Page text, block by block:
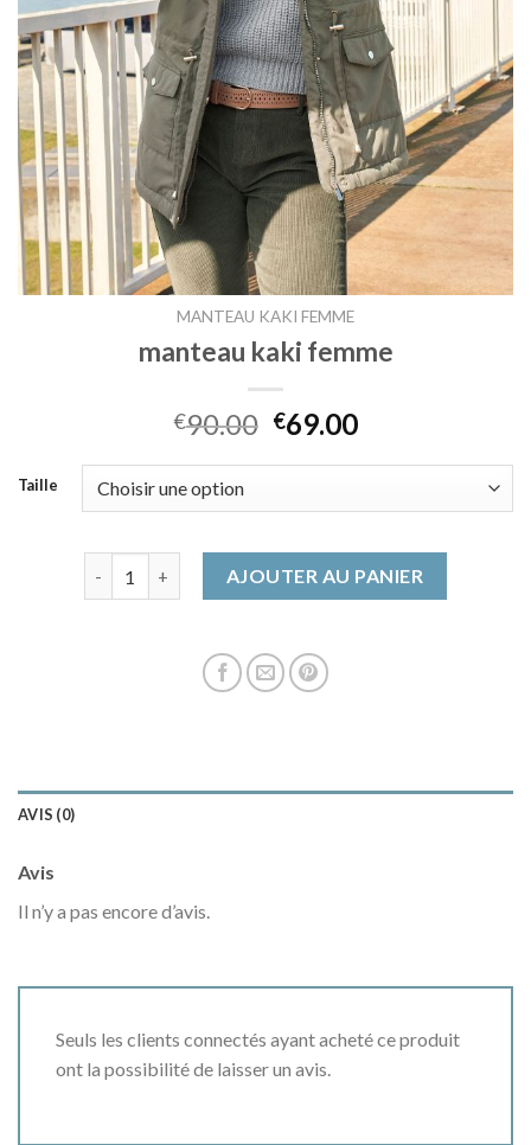
MANTEAU KAKI FEMME
manteau kaki femme
€90.00 €69.00
Taille
AJOUTER AU PANIER
AVIS (0)
Avis
Il n’y a pas encore d’avis.
Seuls les clients connectés ayant acheté ce produit
ont la possibilité de laisser un avis.